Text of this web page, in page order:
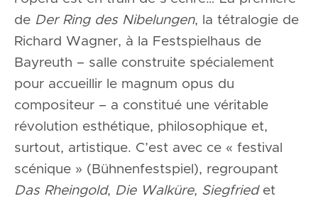
de Der Ring des Nibelungen, la tétralogie de
Richard Wagner, à la Festspielhaus de
Bayreuth – salle construite spécialement
pour accueillir le magnum opus du
compositeur – a constitué une véritable
révolution esthétique, philosophique et,
surtout, artistique. C’est avec ce « festival
scénique » (Bühnenfestspiel), regroupant
Das Rheingold, Die Walküre, Siegfriedet